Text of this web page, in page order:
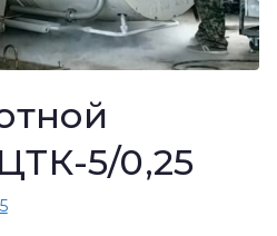
5/0,25